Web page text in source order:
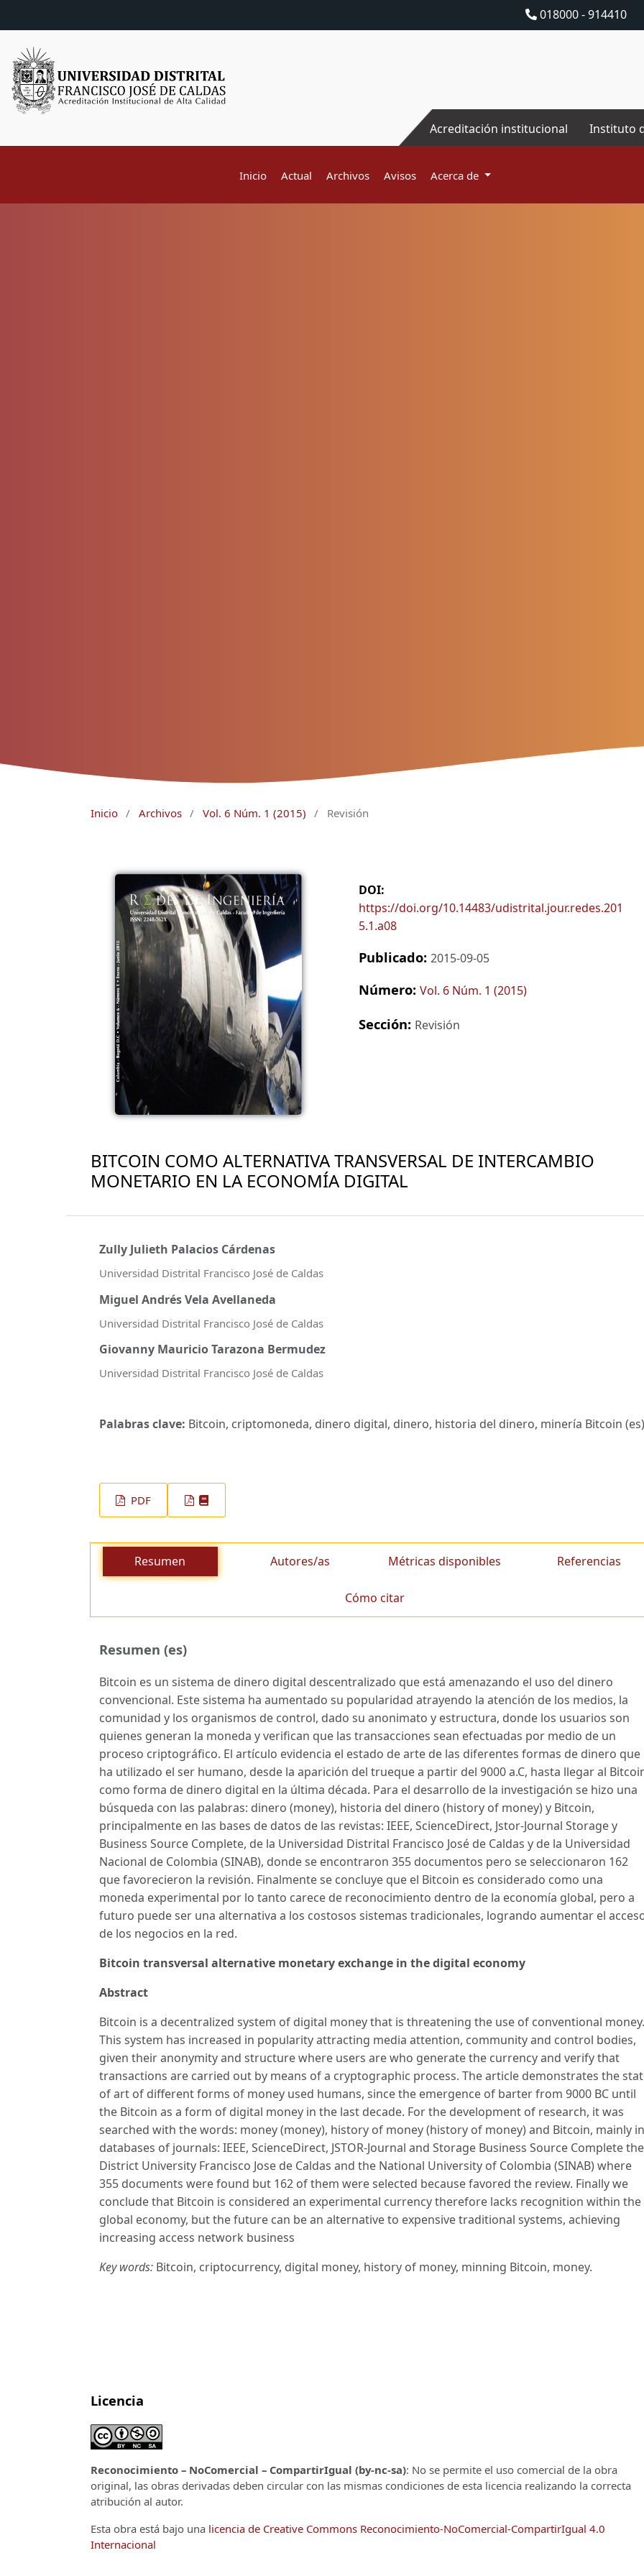
018000 - 914410
Acreditación institucional Instituto
Inicio Actual Archivos Avisos Acerca de
Inicio / Archivos / Vol. 6 Núm. 1 (2015) / Revisión
DOI:
https://doi.org/10.14483/udistrital.jour.redes.201
5.1.a08
Publicado: 2015-09-05
Número: Vol. 6 Núm. 1 (2015)
Sección: Revisión
BITCOIN COMO ALTERNATIVA TRANSVERSAL DE INTERCAMBIO
MONETARIO EN LA ECONOMÍA DIGITAL
Zully Julieth Palacios Cárdenas
Universidad Distrital Francisco José de Caldas
Miguel Andrés Vela Avellaneda
Universidad Distrital Francisco José de Caldas
Giovanny Mauricio Tarazona Bermudez
Universidad Distrital Francisco José de Caldas
Palabras clave: Bitcoin, criptomoneda, dinero digital, dinero, historia del dinero, minería Bitcoin
PDF
Resumen Autores/as Métricas disponibles Referencias
Cómo citar
Resumen (es)
Bitcoin es un sistema de dinero digital descentralizado que está amenazando el uso del dinero
convencional. Este sistema ha aumentado su popularidad atrayendo la atención de los medios, la
comunidad y los organismos de control, dado su anonimato y estructura, donde los usuarios son
quienes generan la moneda y verifican que las transacciones sean efectuadas por medio de un
proceso criptográfico. El artículo evidencia el estado de arte de las diferentes formas de dinero que
ha utilizado el ser humano, desde la aparición del trueque a partir del 9000 a.C, hasta llegar al
como forma de dinero digital en la última década. Para el desarrollo de la investigación se hizo una
búsqueda con las palabras: dinero (money), historia del dinero (history of money) y Bitcoin,
principalmente en las bases de datos de las revistas: IEEE, ScienceDirect, Jstor-Journal Storage y
Business Source Complete, de la Universidad Distrital Francisco José de Caldas y de la Universidad
Nacional de Colombia (SINAB), donde se encontraron 355 documentos pero se seleccionaron 162
que favorecieron la revisión. Finalmente se concluye que el Bitcoin es considerado como una
moneda experimental por lo tanto carece de reconocimiento dentro de la economía global, pero a
futuro puede ser una alternativa a los costosos sistemas tradicionales, logrando aumentar el
de los negocios en la red.
Bitcoin transversal alternative monetary exchange in the digital economy
Abstract
Bitcoin is a decentralized system of digital money that is threatening the use of conventional money.
This system has increased in popularity attracting media attention, community and control bodies,
given their anonymity and structure where users are who generate the currency and verify that
transactions are carried out by means of a cryptographic process. The article demonstrates the
of art of different forms of money used humans, since the emergence of barter from 9000 BC until
the Bitcoin as a form of digital money in the last decade. For the development of research, it was
searched with the words: money (money), history of money (history of money) and Bitcoin, mainly in
databases of journals: IEEE, ScienceDirect, JSTOR-Journal and Storage Business Source Complete the
District University Francisco Jose de Caldas and the National University of Colombia (SINAB) where
355 documents were found but 162 of them were selected because favored the review. Finally we
conclude that Bitcoin is considered an experimental currency therefore lacks recognition within the
global economy, but the future can be an alternative to expensive traditional systems, achieving
increasing access network business
Key words: Bitcoin, criptocurrency, digital money, history of money, minning Bitcoin, money.
Licencia
Reconocimiento – NoComercial – CompartirIgual (by-nc-sa): No se permite el uso comercial de la obra
original, las obras derivadas deben circular con las mismas condiciones de esta licencia realizando la correcta
atribución al autor.
Esta obra está bajo una licencia de Creative Commons Reconocimiento-NoComercial-CompartirIgual 4.0
Internacional